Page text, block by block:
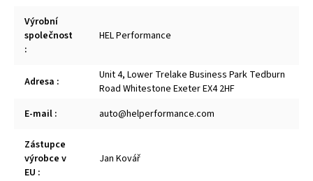
Výrobní
společnost
:
HEL Performance
Adresa :
Unit 4, Lower Trelake Business Park Tedburn
Road Whitestone Exeter EX4 2HF
E-mail : auto@helperformance.com
Zástupce
výrobce v
EU :
Jan Kovář